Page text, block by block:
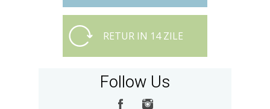
RETUR IN 14 ZILE
Follow Us